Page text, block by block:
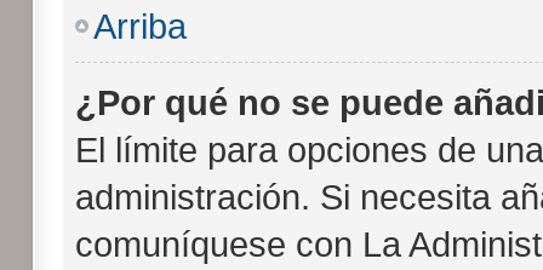
Arriba
¿Por qué no se puede
El límite para opciones de
administración. Si necesita
comuníquese con La